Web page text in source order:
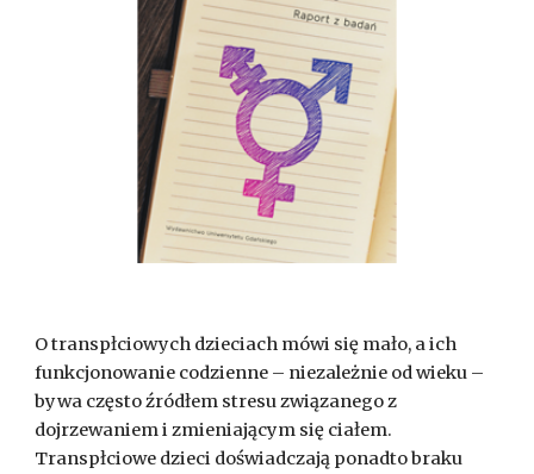
O transpłciowych dzieciach mówi się mało, a ich
funkcjonowanie codzienne – niezależnie od wieku –
bywa często źródłem stresu związanego z
dojrzewaniem i zmieniającym się ciałem.
Transpłciowe dzieci doświadczają ponadto braku